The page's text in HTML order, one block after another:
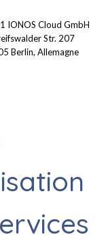
Cloud GmbH
Str. 207